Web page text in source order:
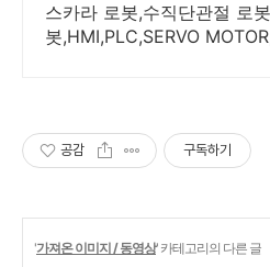
스카라 로봇,수직단관절 로
봇,HMI,PLC,SERVO
공감 구독하기
'가져온 이미지 / 동영상' 카테고리의 다른 글